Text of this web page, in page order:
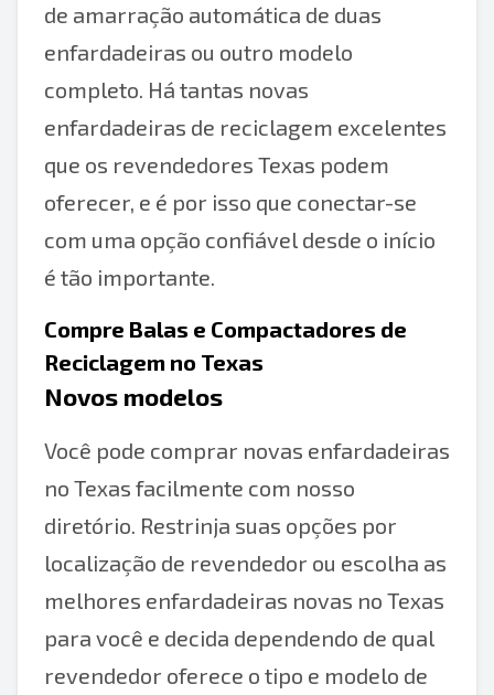
de amarração automática de duas
enfardadeiras ou outro modelo
completo. Há tantas novas
enfardadeiras de reciclagem excelentes
que os revendedores Texas podem
oferecer, e é por isso que conectar-se
com uma opção confiável desde o início
é tão importante.
Compre Balas e Compactadores de
Reciclagem no Texas
Novos modelos
Você pode comprar novas enfardadeiras
no Texas facilmente com nosso
diretório. Restrinja suas opções por
localização de revendedor ou escolha as
melhores enfardadeiras novas no Texas
para você e decida dependendo de qual
revendedor oferece o tipo e modelo de